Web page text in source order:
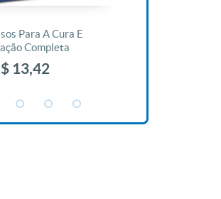
Para A Cura E
Completa
13,42